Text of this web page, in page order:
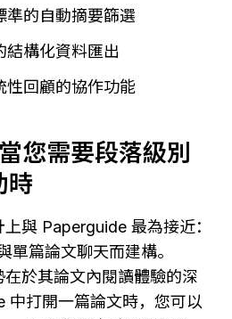
準的自動摘要篩選
結構化資料匯出
性回顧的協作功能
您需要段落級別
時
與 Paperguide 最為接近：
單篇論文聊天而建構。
於其論文內閱讀體驗的深
中打開一篇論文時，您可以